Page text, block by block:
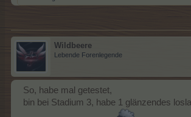
Wildbeere
Lebende Forenlegende
So, habe mal getestet,
bin bei Stadium 3, habe 1 glänzendes